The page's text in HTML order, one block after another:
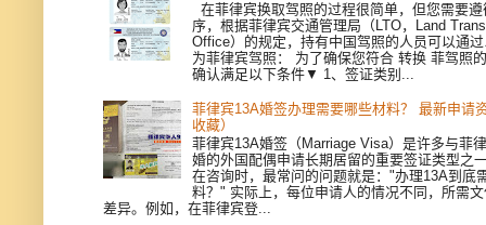
在菲律宾换取驾照的过程很简单，但您需要
序，根据菲律宾交通管理局（LTO，Land
Office）的规定，持有中国驾照的人员可以通
为菲律宾驾照： 为了确保您符合 转换 菲驾照
确认满足以下条件▼ 1、签证类别...
菲律宾13A婚签办理需要哪些材料？ 最新申请
收藏）
菲律宾13A婚签（Marriage Visa）是许多与菲
婚的外国配偶申请长期居留的重要签证类型之
在咨询时，最常问的问题就是："办理13A到底
料？" 实际上，每位申请人的情况不同，所需
差异。例如，在菲律宾登...